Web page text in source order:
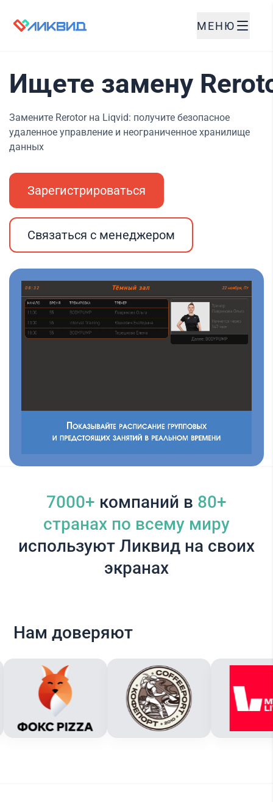
МЕНЮ
Ищете замену
Замените Rerotor на Liqvid: получите безопасное
удаленное управление и неограниченное хранилище
данных
Зарегистрироваться
Связаться с менеджером
7000+ компаний в 80+
cтранах по всему миру
используют Ликвид на своих
экранах
Нам доверяют